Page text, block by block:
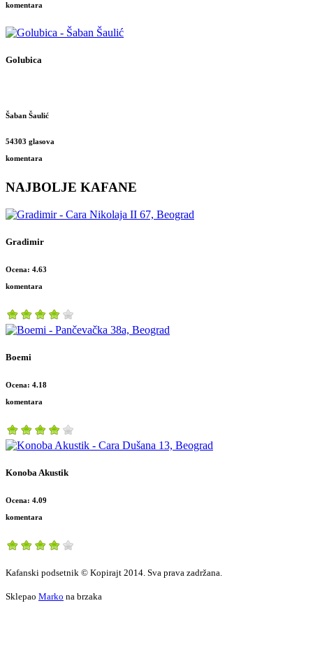
komentara
Golubica
Šaban Šaulić
54303 glasova
komentara
NAJBOLJE KAFANE
Gradimir
Ocena: 4.63
komentara
Boemi
Ocena: 4.18
komentara
Konoba Akustik
Ocena: 4.09
komentara
Kafanski podsetnik © Kopirajt 2014. Sva prava zadržana.
Sklepao Marko na brzaka